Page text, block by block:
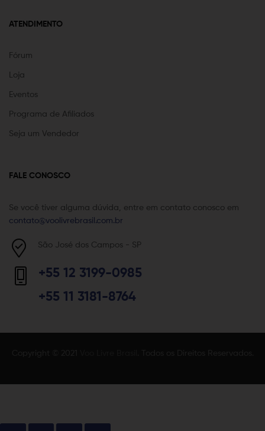
ATENDIMENTO
Fórum
Loja
Eventos
Programa de Afiliados
Seja um Vendedor
FALE CONOSCO
Se você tiver alguma dúvida, entre em contato conosco em
contato@voolivrebrasil.com.br
São José dos Campos - SP
+55 12 3199-0985
+55 11 3181-8764